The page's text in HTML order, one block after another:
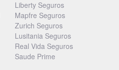
Liberty Seguros
Mapfre Seguros
Zurich Seguros
Lusitania Seguros
Real Vida Seguros
Saude Prime